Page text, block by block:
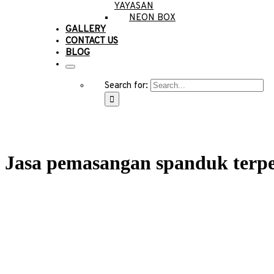
YAYASAN
NEON BOX
GALLERY
CONTACT US
BLOG
Search for:
Jasa pemasangan spanduk